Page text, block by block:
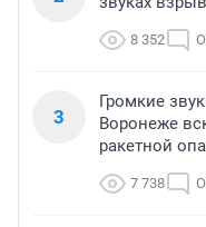
8 352
3
Громкие
Воронеже
ракетной
7 738